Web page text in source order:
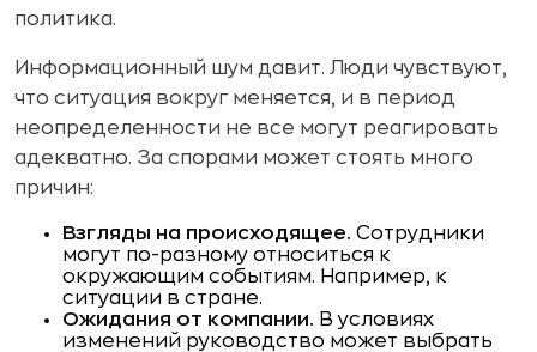
политика.
Информационный шум давит. Люди чувствуют,
что ситуация вокруг меняется, и в период
неопределенности не все могут реагировать
адекватно. За спорами может стоять много
причин:
Взгляды на происходящее. Сотрудники
могут по-разному относиться к
окружающим событиям. Например, к
ситуации в стране.
Ожидания от компании. В условиях
изменений руководство может выбрать